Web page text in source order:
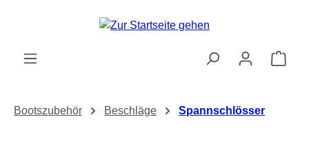
Zum Hauptinhalt springen
Bootszubehör Beschläge Spannschlösser